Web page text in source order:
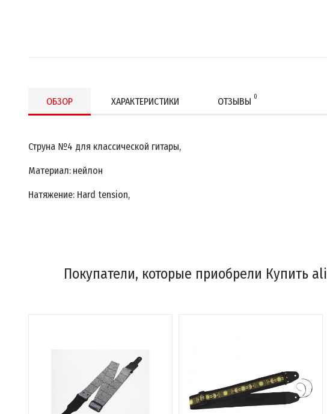
ОБЗОР ХАРАКТЕРИСТИКИ ОТЗЫВЫ 0
Струна №4 для классической гитары,
Материал: нейлон
Натяжение: Hard tension,
Покупатели, которые приобрели Купить